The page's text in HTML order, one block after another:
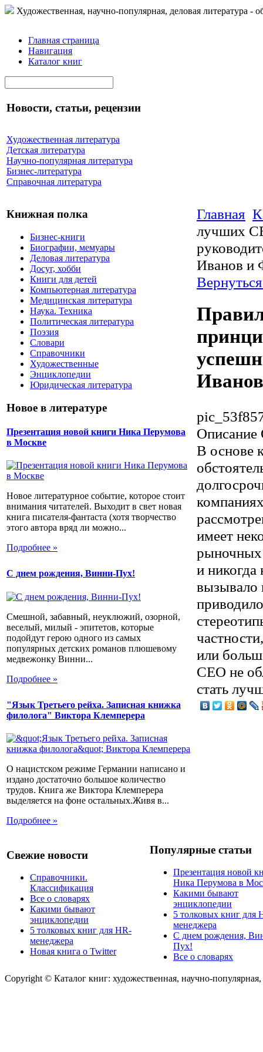
Художественная, научно-популярная, деловая литература -
Главная страница
Навигация
Каталог книг
Новости, статьи, рецензии
Художественная литература
Детская литература
Научно-популярная литература
Бизнес-литература
Справочная литература
Книжная полка
Бизнес-книги
Биографии, мемуары
Деловая литература
Досуг, хобби
Книги для детей
Компьютерная литература
Медицинская литература
Наука. Техника
Политическая литература
Поэзия
Словари
Справочники
Художественные
Энциклопедии
Юридическая литература
Новое в литературе
Презентация новой книги Ника Перумова
в Москве
Новое литературное событие, которое стоит
внимания читателей. Выходит в свет новая
книга писателя-фантаста (хотя творчество
этого автора вряд ли можно...
Подробнее »
С днем рождения, Винни-Пух!
Смешной, забавный, неуклюжий, озорной,
веселый, милый - эпитетов, которые
подойдут герою одного из самых
популярных детских романов плюшевому
медвежонку Винни...
Подробнее »
"Язык Третьего рейха. Записная книжка
филолога" Виктора Клемперера
О нацистском режиме Германии написано и
издано достаточно большое количество
трудов. Книга же Виктора Клемперера
выделяется на фоне остальных.Живя в...
Подробнее »
Главная
лучших
Иванов и
Описание
В основе
имеет
рыночных
и
вызывало
или
CEO не
стать
Свежие новости
Справочники.
Классификация
Все о словарях
Какими бывают
энциклопедии
5 толковых книг для HR-
менеджера
Новая книга о Twitter
Популярные статьи
Презентация новой
Ника Перумова в
Какими бывают
энциклопедии
5 толковых книг для
менеджера
С днем рождения,
Пух!
Все о словарях
Copyright © Каталог книг: художественная, научно-